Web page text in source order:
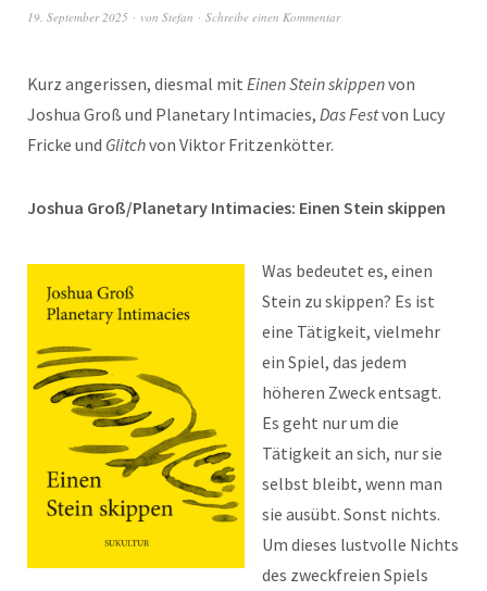
19. September 2025 von Stefan Schreibe einen Kommentar
Kurz angerissen, diesmal mit Einen Stein skippenvon
Joshua Groß und Planetary Intimacies, Das Festvon Lucy
Fricke und Glitchvon Viktor Fritzenkötter.
Joshua Groß/Planetary Intimacies: Einen Stein skippen
Was bedeutet es, einen
Stein zu skippen? Es ist
eine Tätigkeit, vielmehr
ein Spiel, das jedem
höheren Zweck entsagt.
Es geht nur um die
Tätigkeit an sich, nur sie
selbst bleibt, wenn man
sie ausübt. Sonst nichts.
Um dieses lustvolle Nichts
des zweckfreien Spiels